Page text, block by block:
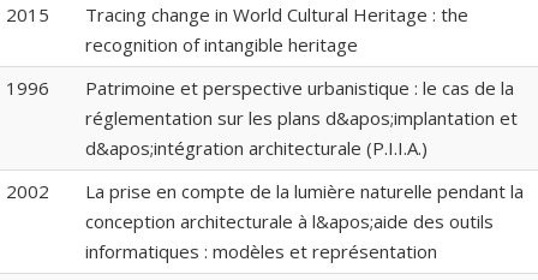
2015
Tracing change in World Cultural Heritage : the
recognition of intangible heritage
1996
Patrimoine et perspective urbanistique : le cas de la
réglementation sur les plans d&apos;implantation et
d&apos;intégration architecturale (P.I.I.A.)
2002
La prise en compte de la lumière naturelle pendant la
conception architecturale à l&apos;aide des outils
informatiques : modèles et représentation